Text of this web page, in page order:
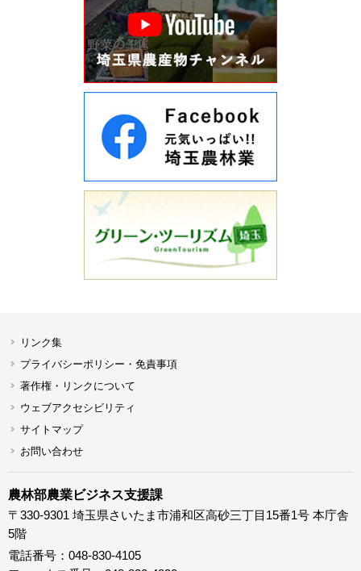
リンク集
プライバシーポリシー・免責事項
著作権・リンクについて
ウェブアクセシビリティ
サイトマップ
お問い合わせ
農林部農業ビジネス支援課
〒330-9301 埼玉県さいたま市浦和区高砂三丁目15番1号 本庁舎
5階
電話番号：048-830-4105